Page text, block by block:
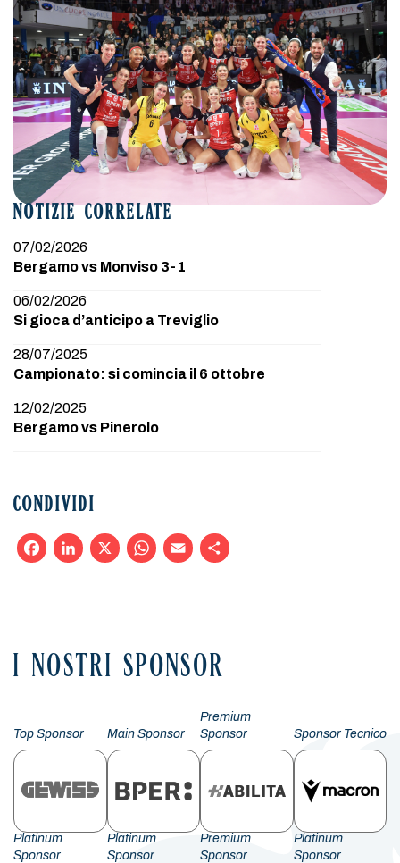
NOTIZIE CORRELATE
07/02/2026
Bergamo vs Monviso 3-1
06/02/2026
Si gioca d’anticipo a Treviglio
28/07/2025
Campionato: si comincia il 6 ottobre
12/02/2025
Bergamo vs Pinerolo
CONDIVIDI
I NOSTRI SPONSOR
Top Sponsor Main Sponsor
Premium
Sponsor
Sponsor Tecnico
Platinum
Sponsor
Platinum
Sponsor
Premium
Sponsor
Platinum
Sponsor